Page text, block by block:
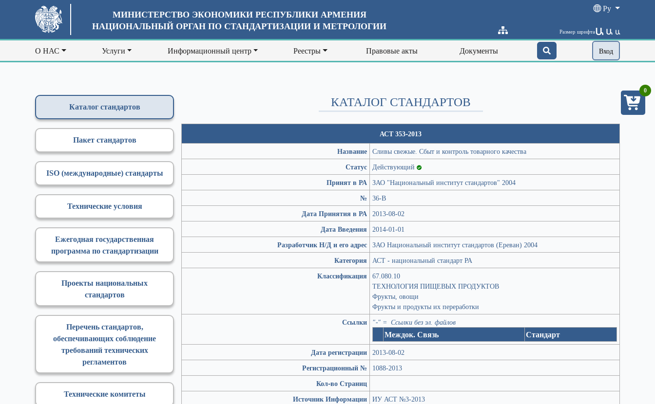
МИНИСТЕРСТВО ЭКОНОМИКИ РЕСПУБЛИКИ АРМЕНИЯ
НАЦИОНАЛЬНЫЙ ОРГАН ПО СТАНДАРТИЗАЦИИ И МЕТРОЛОГИИ
Ру
Размер шрифтаԱ Ա Ա
О НАС Услуги Информационный центр Реестры Правовые акты Документы Вход
Каталог стандартов
Пакет стандартов
ISO (международные) стандарты
Технические условия
Ежегодная государственная
программа по стандартизации
Проекты национальных
стандартов
Перечень стандартов,
обеспечивающих соблюдение
требований технических
регламентов
Технические комитеты
КАТАЛОГ СТАНДАРТОВ
АСТ 353-2013
Название Сливы свежые. Сбыт и контроль товарного качества
Статус Действующий
Принят в РА ЗАО "Национальный институт стандартов" 2004
№
36-В
Дата Принятия в РА 2013-08-02
Дата Введения
2014-01-01
Разработчик Н/Д и его адрес ЗАО Национальный институт стандартов (Ереван) 2004
Категория
АСТ - национальный стандарт РА
Классификация
67.080.10
ТЕХНОЛОГИЯ ПИЩЕВЫХ ПРОДУКТОВ
Фрукты, овощи
Фрукты и продукты их переработки
Ссылки
"-" = Ссылки без эл. файлов
Междок. Связь Стандарт
Дата регистрации 2013-08-02
Регистрационный №
1088-2013
Кол-во Страниц
Источник Информации ИУ АСТ №3-2013
0